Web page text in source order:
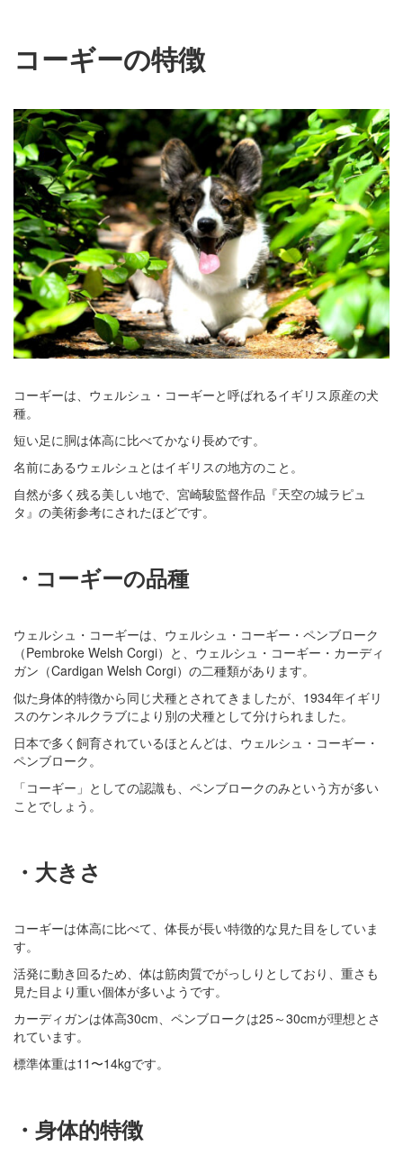
コーギーの特徴
コーギーは、ウェルシュ・コーギーと呼ばれるイギリス原産の犬
種。
短い足に胴は体高に比べてかなり長めです。
名前にあるウェルシュとはイギリスの地方のこと。
自然が多く残る美しい地で、宮崎駿監督作品『天空の城ラピュ
タ』の美術参考にされたほどです。
・コーギーの品種
ウェルシュ・コーギーは、ウェルシュ・コーギー・ペンブローク
（Pembroke Welsh Corgi）と、ウェルシュ・コーギー・カーディ
ガン（Cardigan Welsh Corgi）の二種類があります。
似た身体的特徴から同じ犬種とされてきましたが、1934年イギリ
スのケンネルクラブにより別の犬種として分けられました。
日本で多く飼育されているほとんどは、ウェルシュ・コーギー・
ペンブローク。
「コーギー」としての認識も、ペンブロークのみという方が多い
ことでしょう。
・大きさ
コーギーは体高に比べて、体長が長い特徴的な見た目をしていま
す。
活発に動き回るため、体は筋肉質でがっしりとしており、重さも
見た目より重い個体が多いようです。
カーディガンは体高30cm、ペンブロークは25～30cmが理想とさ
れています。
標準体重は11〜14kgです。
・身体的特徴